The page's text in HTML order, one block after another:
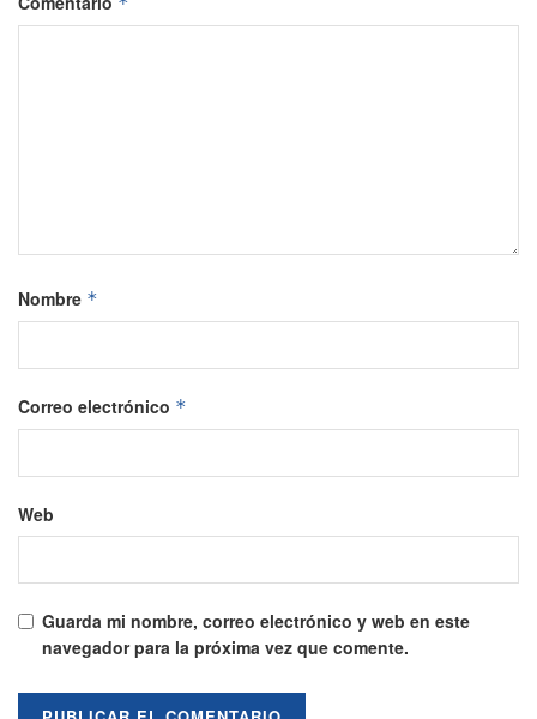
Nombre *
Correo electrónico *
Web
Guarda mi nombre, correo electrónico y web en este
navegador para la próxima vez que comente.